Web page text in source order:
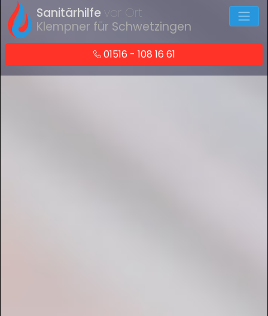
Sanitärhilfe vor Ort
Klempner für Schwetzingen
01516 - 108 16 61